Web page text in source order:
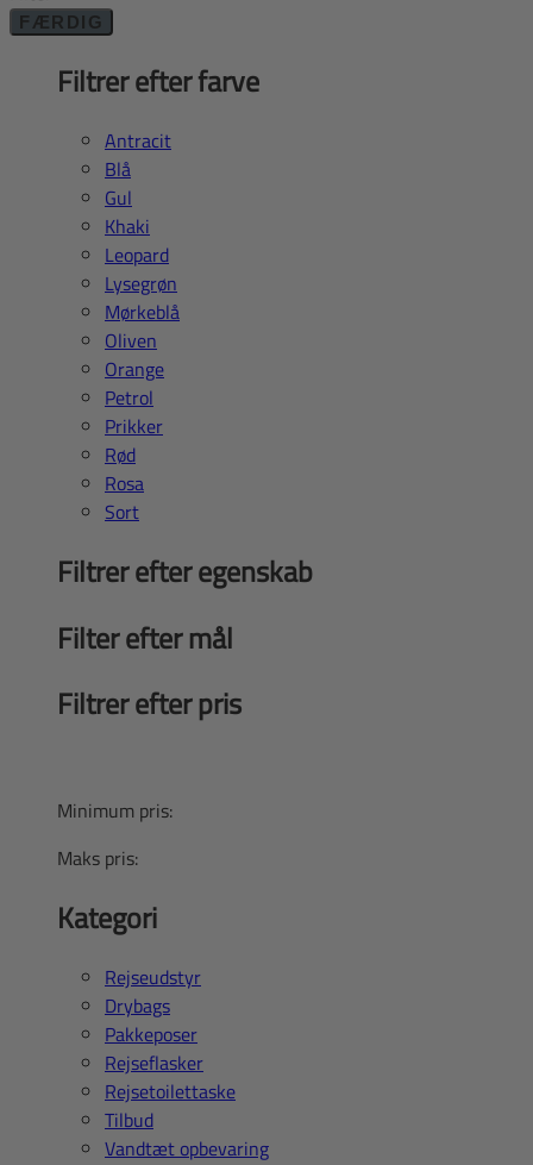
FÆRDIG
Filtrer efter farve
Antracit
Blå
Gul
Khaki
Leopard
Lysegrøn
Mørkeblå
Oliven
Orange
Petrol
Prikker
Rød
Rosa
Sort
Filtrer efter egenskab
Filter efter mål
Filtrer efter pris
Minimum pris:
Maks pris:
Kategori
Rejseudstyr
Drybags
Pakkeposer
Rejseflasker
Rejsetoilettaske
Tilbud
Vandtæt opbevaring